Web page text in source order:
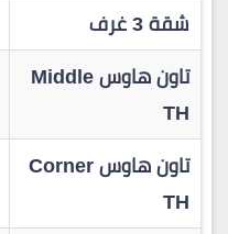
شقة 3 غرف
تاون هاوس Middle
TH
تاون هاوس Corner
TH